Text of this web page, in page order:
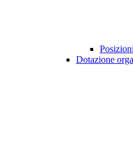
Dotazione